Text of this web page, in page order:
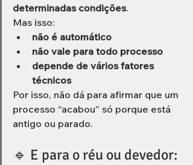
determinadas condições.
Mas isso:
não é automático
não vale para todo processo
depende de vários fatores
técnicos
Por isso, não dá para afirmar que um
processo “acabou” só porque está
antigo ou parado.
🔹 E para o réu ou devedor: